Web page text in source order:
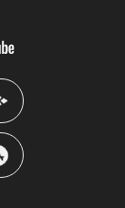
youtube-